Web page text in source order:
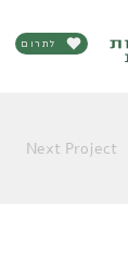
לתרום
Next Project